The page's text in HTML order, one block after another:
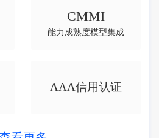
CMMI
能力成熟度模型集成
AAA信用认证